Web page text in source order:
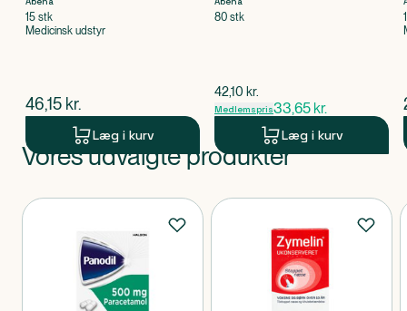
15 stk
Medicinsk udstyr
$nuværende pris
46,15 kr.
Læg i kurv
80 stk
$gammel pris
42,10 kr.
Medlemspris33,65 kr.
Læg i kurv
Produkt 1 af 0
Vores udvalgte produkter
Produkter